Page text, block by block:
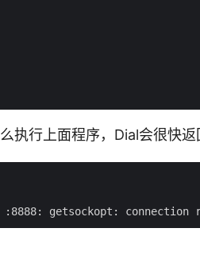
行上面程序，Dial会很快返